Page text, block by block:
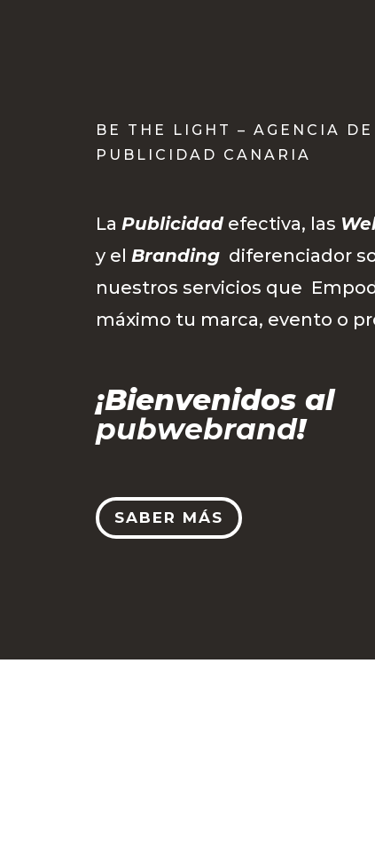
BE THE LIGHT – AGENCIA DE
PUBLICIDAD CANARIA
La Publicidadefectiva, las
y el Branding diferenciador
nuestros servicios que
máximo tu marca, evento o
¡Bienvenidos al
pubwebrand!
SABER MÁS